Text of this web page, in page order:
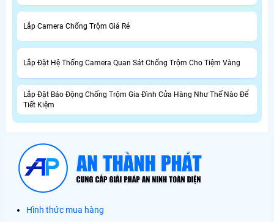
Lắp Camera Chống Trộm Giá Rẻ
Lắp Đặt Hệ Thống Camera Quan Sát Chống Trộm Cho Tiệm Vàng
Lắp Đặt Báo Động Chống Trộm Gia Đình Cửa Hàng Như Thế Nào Để
Tiết Kiệm
Hình thức mua hàng